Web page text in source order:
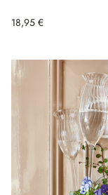
18,95 €